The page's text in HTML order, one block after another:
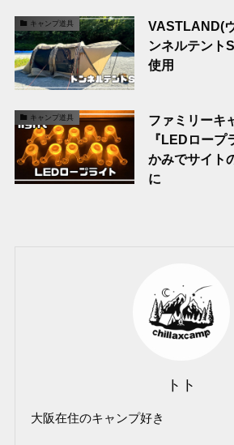
キャンプ道具
VASTLAND(
ンネルテント
使用
キャンプ道具
ファミリーキ
『LEDロープ
かみでサイト
に
トト
大阪在住のキャンプ好き